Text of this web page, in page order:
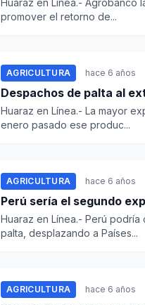
Huaraz en Línea.- Agrobanco
promover el retorno de...
AGRICULTURA hace 6 años
Despachos de palta al
Huaraz en Línea.- La mayor
enero pasado ese produc...
AGRICULTURA hace 6 años
Perú sería el segundo
Huaraz en Línea.- Perú
palta, desplazando a Países...
AGRICULTURA hace 6 años